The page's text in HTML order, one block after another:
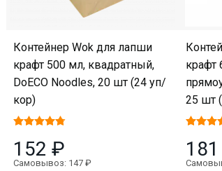
Контейнер Wok для лапши
крафт 500 мл, квадратный,
DoECO Noodles, 20 шт (24 уп/
кор)
152 ₽
Самовывоз: 147 ₽
крафт
25 шт